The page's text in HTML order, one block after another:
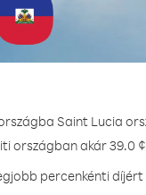
Saint Lucia
országban akár 39.0
percenkénti